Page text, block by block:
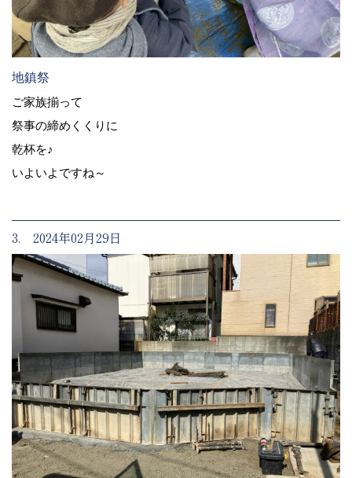
地鎮祭
ご家族揃って
祭事の締めくくりに
乾杯を♪
いよいよですね～
3. 2024年02月29日